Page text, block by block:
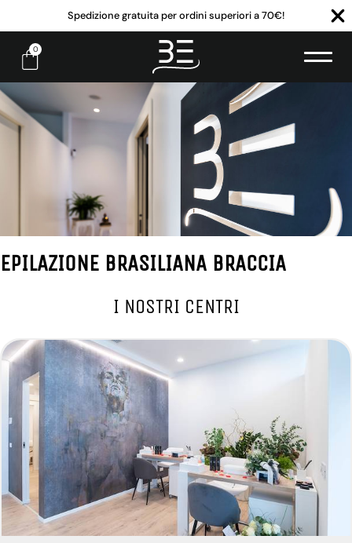
Spedizione gratuita per ordini superiori a 70€!
0
EPILAZIONE BRASILIANA BRACCIA
I NOSTRI CENTRI